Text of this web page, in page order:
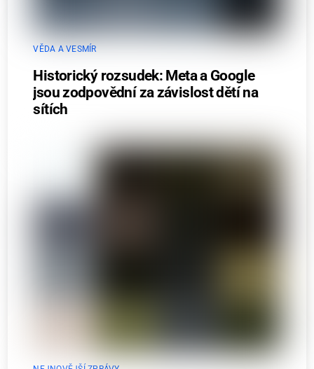
VĚDA A VESMÍR
Historický rozsudek: Meta a Google
jsou zodpovědní za závislost dětí na
sítích